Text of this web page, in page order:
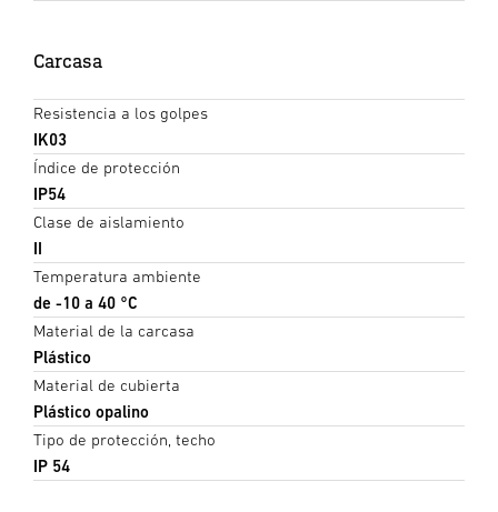
Carcasa
Resistencia a los golpes
IK03
Índice de protección
IP54
Clase de aislamiento
II
Temperatura ambiente
de -10 a 40 °C
Material de la carcasa
Plástico
Material de cubierta
Plástico opalino
Tipo de protección, techo
IP 54